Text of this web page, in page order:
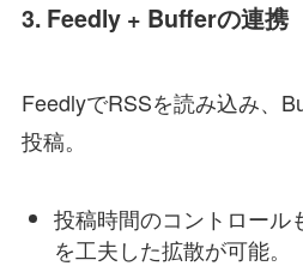
3. Feedly + Bufferの連携
FeedlyでRSSを読み込み、
投稿。
投稿時間のコントロール
を工夫した拡散が可能。